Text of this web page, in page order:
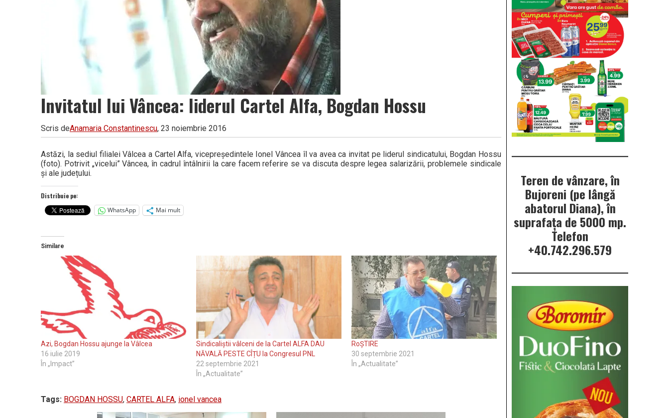
Invitatul lui Vâncea: liderul Cartel Alfa, Bogdan Hossu
Scris deAnamaria Constantinescu, 23 noiembrie 2016
Astăzi, la sediul filialei Vâlcea a Cartel Alfa, vicepreședintele Ionel Vâncea îl va avea ca invitat pe liderul sindicatului, Bogdan Hossu
(foto). Potrivit „vicelui” Vâncea, în cadrul întâlnirii la care facem referire se va discuta despre legea salarizării, problemele sindicale
și ale județului.
Distribuie pe:
WhatsApp
Mai mult
Similare
Azi, Bogdan Hossu ajunge la Vâlcea
16 iulie 2019
În „Impact”
Sindicaliștii vâlceni de la Cartel ALFA DAU
NĂVALĂ PESTE CÎȚU la Congresul PNL
22 septembrie 2021
În „Actualitate”
RoȘTIRE
30 septembrie 2021
În „Actualitate”
Tags: BOGDAN HOSSU, CARTEL ALFA, ionel vancea
Teren de vânzare, în
Bujoreni (pe lângă
abatorul Diana), în
suprafața de 5000 mp.
Telefon
+40.742.296.579